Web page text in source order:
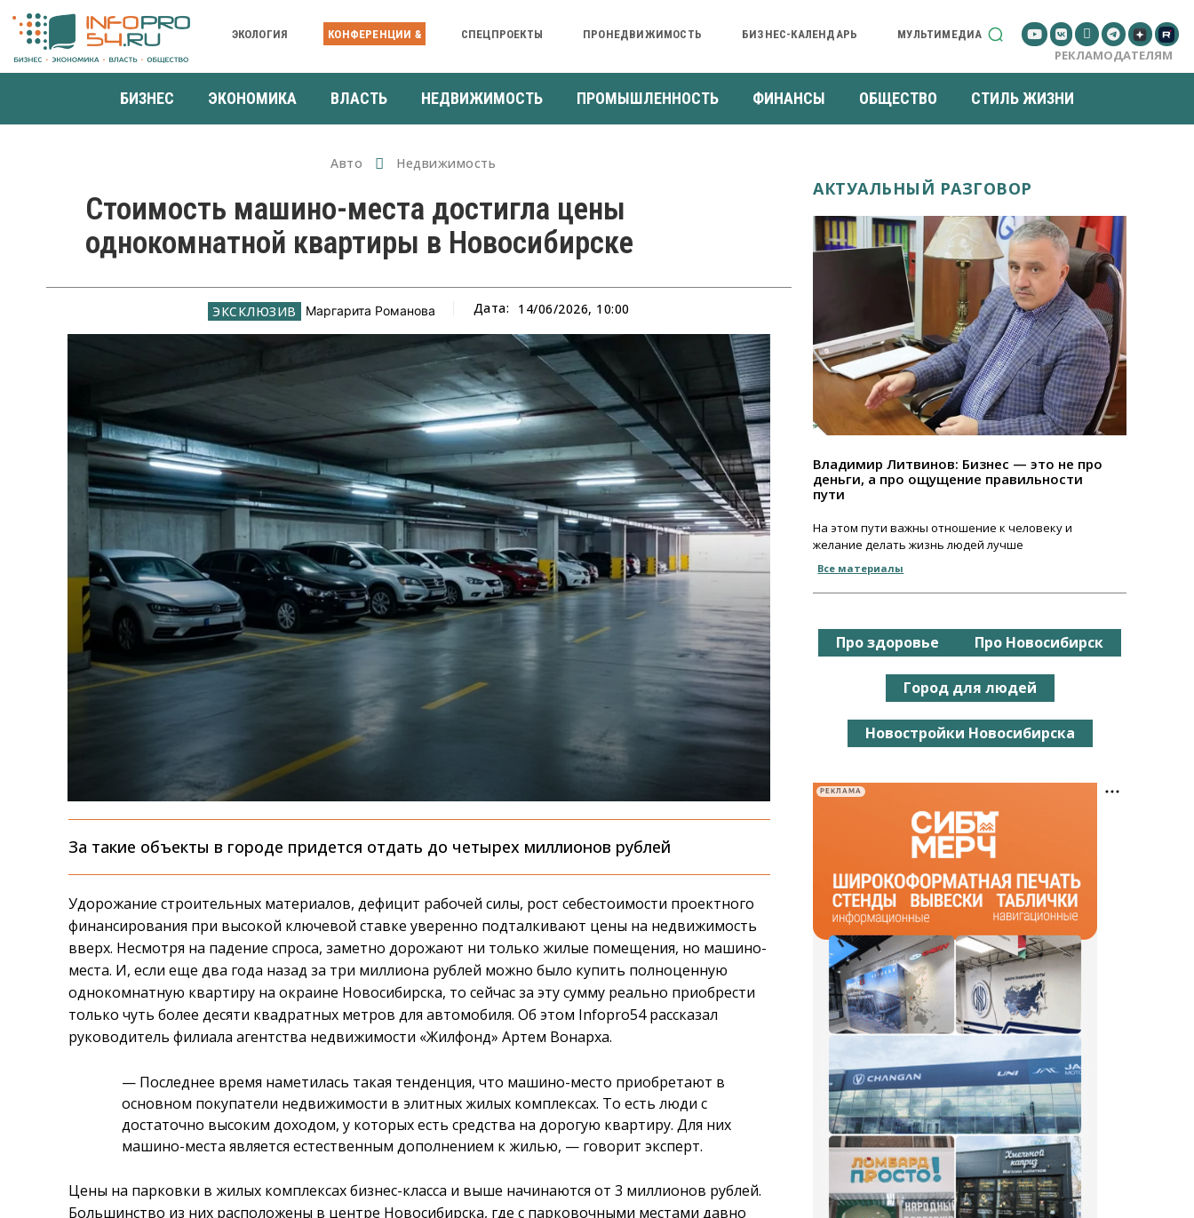
ЭКОЛОГИЯ КОНФЕРЕНЦИИ & СПЕЦПРОЕКТЫ ПРОНЕДВИЖИМОСТЬ БИЗНЕС-КАЛЕНДАРЬ МУЛЬТИМЕДИА
РЕКЛАМОДАТЕЛЯМ
БИЗНЕС ЭКОНОМИКА ВЛАСТЬ НЕДВИЖИМОСТЬ ПРОМЫШЛЕННОСТЬ ФИНАНСЫ ОБЩЕСТВО СТИЛЬ ЖИЗНИ
Авто Недвижимость
Стоимость машино-места достигла цены
однокомнатной квартиры в Новосибирске
Маргарита Романова Дата: 14/06/2026, 10:00
За такие объекты в городе придется отдать до четырех миллионов рублей
Удорожание строительных материалов, дефицит рабочей силы, рост себестоимости проектного
финансирования при высокой ключевой ставке уверенно подталкивают цены на недвижимость
вверх. Несмотря на падение спроса, заметно дорожают ни только жилые помещения, но машино-
места. И, если еще два года назад за три миллиона рублей можно было купить полноценную
однокомнатную квартиру на окраине Новосибирска, то сейчас за эту сумму реально приобрести
только чуть более десяти квадратных метров для автомобиля. Об этом Infopro54 рассказал
руководитель филиала агентства недвижимости «Жилфонд» Артем Вонарха.
— Последнее время наметилась такая тенденция, что машино-место приобретают в
основном покупатели недвижимости в элитных жилых комплексах. То есть люди с
достаточно высоким доходом, у которых есть средства на дорогую квартиру. Для них
машино-места является естественным дополнением к жилью, — говорит эксперт.
Цены на парковки в жилых комплексах бизнес-класса и выше начинаются от 3 миллионов рублей.
Большинство из них расположены в центре Новосибирска, где с парковочными местами давно
АКТУАЛЬНЫЙ РАЗГОВОР
Владимир Литвинов: Бизнес — это не про
деньги, а про ощущение правильности
пути
На этом пути важны отношение к человеку и
желание делать жизнь людей лучше
Все материалы
Про здоровье Про Новосибирск
Город для людей
Новостройки Новосибирска
РЕКЛАМА